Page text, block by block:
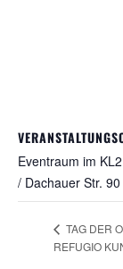
Eventraum im KL2
/ Dachauer Str.
TAG DER
REFUGIO